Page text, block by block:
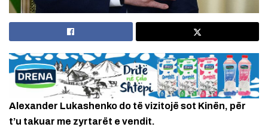
Alexander Lukashenko do të vizitojë sot Kinën, për
t’u takuar me zyrtarët e vendit.